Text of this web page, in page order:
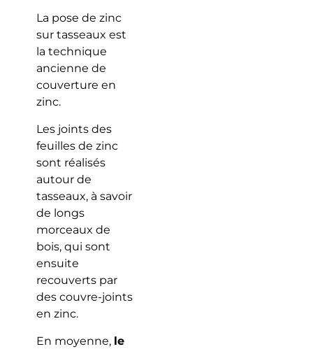
La pose de zinc
sur tasseaux est
la technique
ancienne de
couverture en
zinc.
Les joints des
feuilles de zinc
sont réalisés
autour de
tasseaux, à savoir
de longs
morceaux de
bois, qui sont
ensuite
recouverts par
des couvre-joints
en zinc.
En moyenne, le